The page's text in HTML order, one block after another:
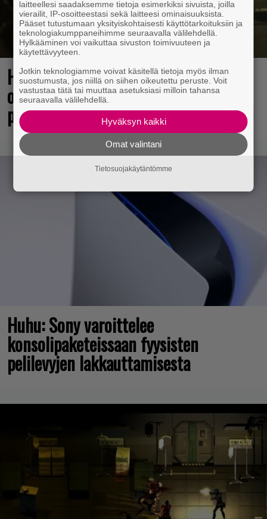
Huomio, kaikki Grand Theft Auto 6:n
odottajat: Netflixiin tulee pian
pakollista nähtävää
Huhu: Sony varoittelee
konsolipaketeissaan fyysisten
pelilevyjen lakkauttamisesta
laitteellesi saadaksemme tietoja esimerkiksi sivuista, joilla
vierailit, IP-osoitteestasi sekä laitteesi ominaisuuksista.
Pääset tutustumaan yksityiskohtaisesti käyttötarkoituksiin ja
teknologiakumppaneihimme seuraavalla välilehdellä.
Hylkääminen voi vaikuttaa sivuston toimivuuteen ja
käytettävyyteen.
Jotkin teknologiamme voivat käsitellä tietoja myös ilman
suostumusta, jos niillä on siihen oikeutettu peruste. Voit
vastustaa tätä tai muuttaa asetuksiasi milloin tahansa
seuraavalla välilehdellä.
Hyväksyn kaikki
Omat valintani
Tietosuojakäytäntömme